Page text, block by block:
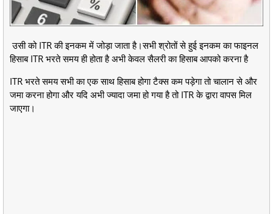
उसी को ITR की इनकम में जोड़ा जाता है।सभी श्रोतों से हुई इनकम का फाइनल
हिसाब ITR भरते समय ही होता है अभी केवल सैलरी का हिसाब आपको करना है
ITR भरते समय सभी का एक साथ हिसाब होगा टैक्स कम पड़ेगा तो चालान से और
जमा करना होगा और यदि अभी ज्यादा जमा हो गया है तो ITR के द्वारा वापस मिल
जाएगा।